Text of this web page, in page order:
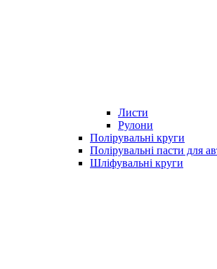
Листи
Рулони
Полірувальні круги
Полірувальні пасти для
Шліфувальні круги